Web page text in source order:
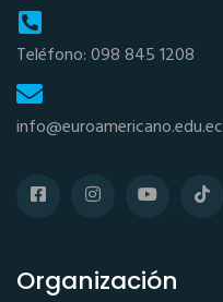
Teléfono: 098 845 1208
info@euroamericano.edu.ec
Organización